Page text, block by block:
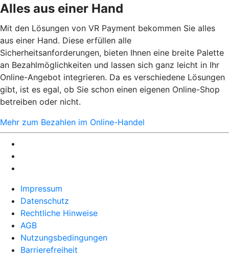
Alles aus einer Hand
Mit den Lösungen von VR Payment bekommen Sie alles
aus einer Hand. Diese erfüllen alle
Sicherheitsanforderungen, bieten Ihnen eine breite Palette
an Bezahlmöglichkeiten und lassen sich ganz leicht in Ihr
Online-Angebot integrieren. Da es verschiedene Lösungen
gibt, ist es egal, ob Sie schon einen eigenen Online-Shop
betreiben oder nicht.
Mehr zum Bezahlen im Online-Handel
Impressum
Datenschutz
Rechtliche Hinweise
AGB
Nutzungsbedingungen
Barrierefreiheit